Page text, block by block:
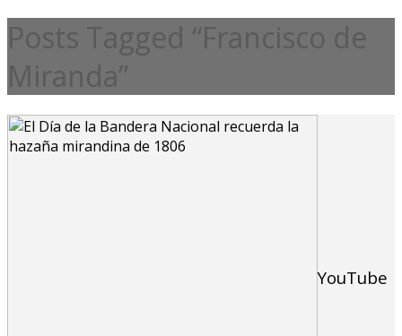
Posts Tagged “Francisco de
Miranda”
YouTube